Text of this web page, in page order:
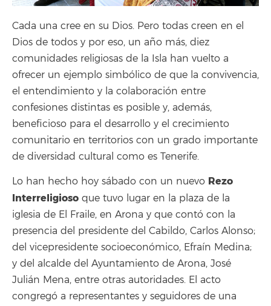
Cada una cree en su Dios. Pero todas creen en el
Dios de todos y por eso, un año más, diez
comunidades religiosas de la Isla han vuelto a
ofrecer un ejemplo simbólico de que la convivencia,
el entendimiento y la colaboración entre
confesiones distintas es posible y, además,
beneficioso para el desarrollo y el crecimiento
comunitario en territorios con un grado importante
de diversidad cultural como es Tenerife.
Lo han hecho hoy sábado con un nuevo Rezo
Interreligioso que tuvo lugar en la plaza de la
iglesia de El Fraile, en Arona y que contó con la
presencia del presidente del Cabildo, Carlos Alonso;
del vicepresidente socioeconómico, Efraín Medina;
y del alcalde del Ayuntamiento de Arona, José
Julián Mena, entre otras autoridades. El acto
congregó a representantes y seguidores de una